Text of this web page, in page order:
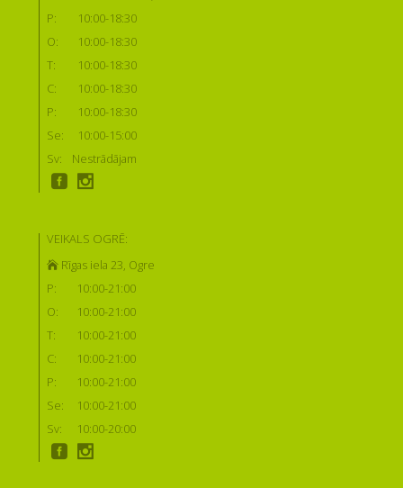
P:
10:00-18:30
O:
10:00-18:30
T:
10:00-18:30
C:
10:00-18:30
P:
10:00-18:30
Se:
10:00-15:00
Sv:
Nestrādājam
VEIKALS OGRĒ:
Rīgas iela 23, Ogre
P:
10:00-21:00
O:
10:00-21:00
T:
10:00-21:00
C:
10:00-21:00
P:
10:00-21:00
Se:
10:00-21:00
Sv:
10:00-20:00